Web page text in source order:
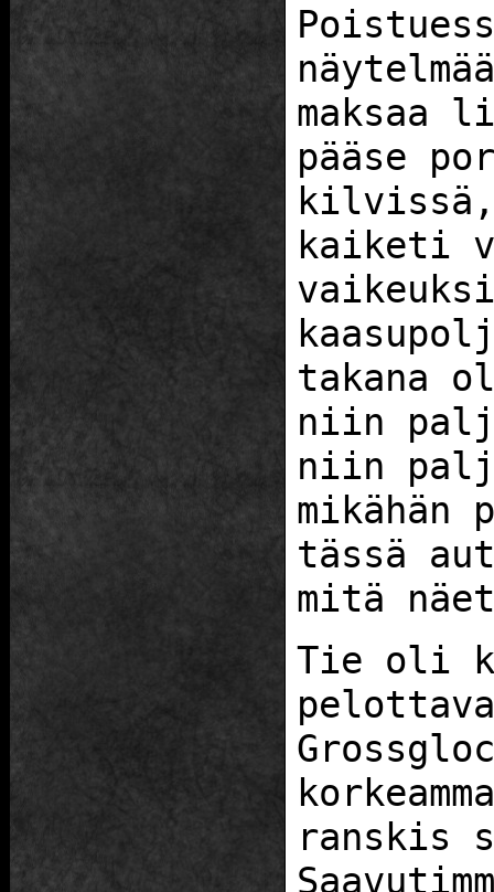
maksaa
pääse
kaiketi
takana
niin
niin
tässä
mitä
Tie oli
ranskis